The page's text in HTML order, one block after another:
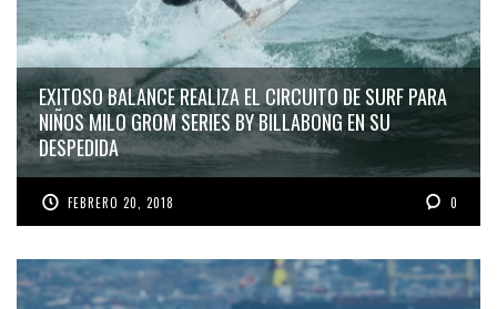
EXITOSO BALANCE REALIZA EL CIRCUITO DE SURF PARA
NIÑOS MILO GROM SERIES BY BILLABONG EN SU
DESPEDIDA
FEBRERO 20, 2018 0